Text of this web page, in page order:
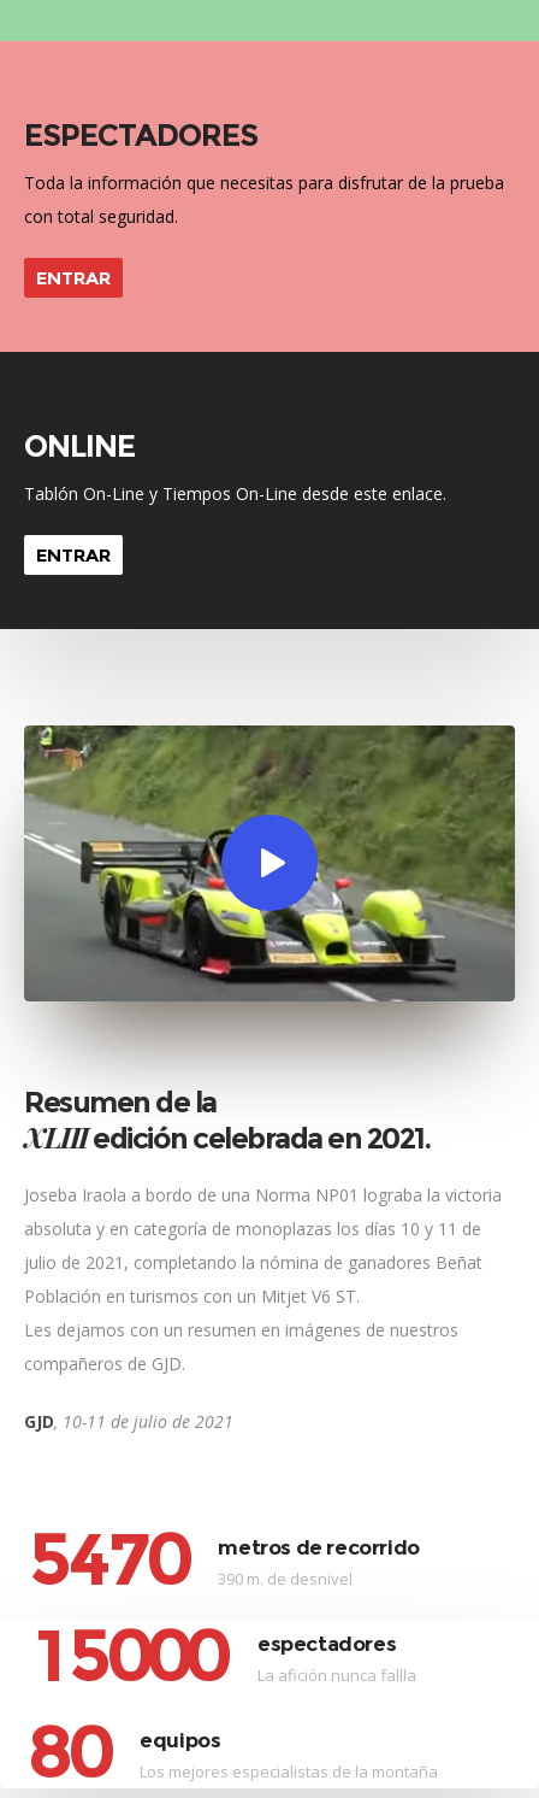
ESPECTADORES
Toda la información que necesitas para disfrutar de la prueba
con total seguridad.
ENTRAR
ONLINE
Tablón On-Line y Tiempos On-Line desde este enlace.
ENTRAR
Resumen de la
XLIIIedición celebrada en 2021.
Joseba Iraola a bordo de una Norma NP01 lograba la victoria
absoluta y en categoría de monoplazas los días 10 y 11 de
julio de 2021, completando la nómina de ganadores Beñat
Población en turismos con un Mitjet V6 ST.
Les dejamos con un resumen en imágenes de nuestros
compañeros de GJD.
GJD, 10-11 de julio de 2021
5470 metros de recorrido
390 m. de desnivel
15000 espectadores
La afición nunca fallla
80 equipos
Los mejores especialistas de la montaña